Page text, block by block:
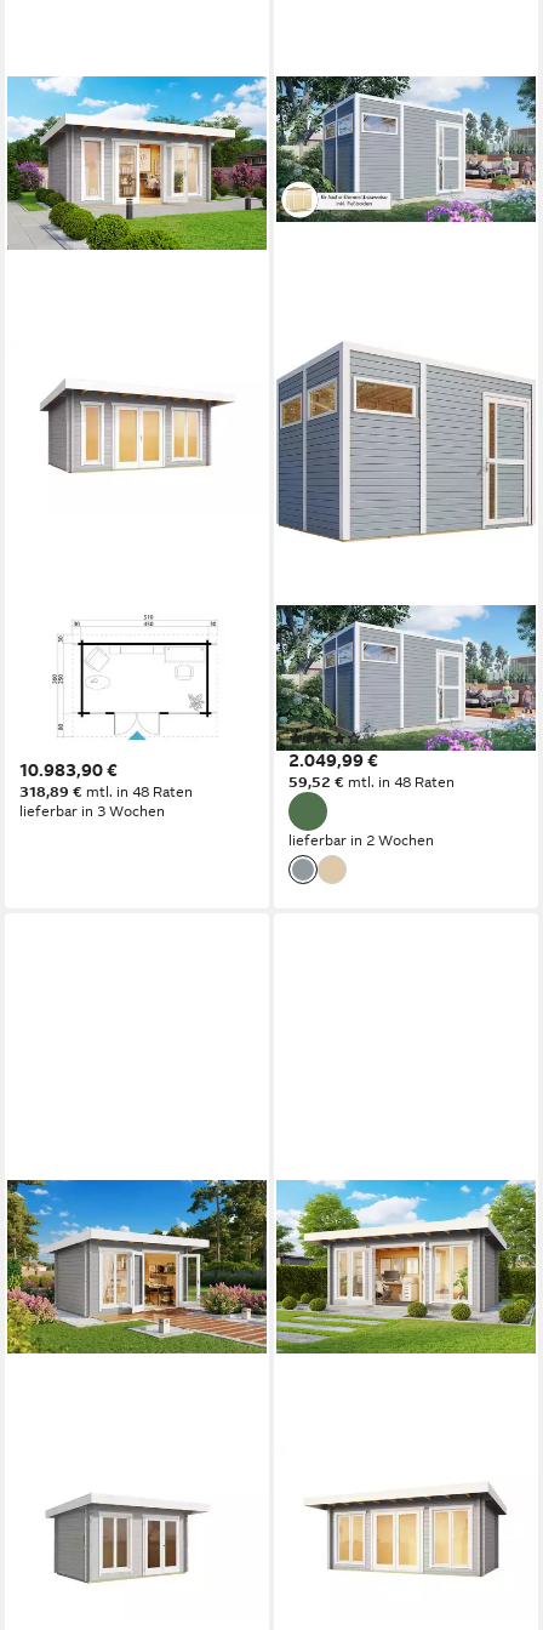
LASITA MAJA
Gartenhaus Lasita Maja
Ferienhaus Dorset Platinum,
Modell 2, Platinum, 70 mm,
510 x 360 x 238 cm, lichtgrau
10.983,90 €
318,89 € mtl. in 48 Raten
lieferbar in 3 Wochen
KONIFERA
Gartenhaus Cubus 3, BxT:
337x240 cm, Inklusive
Fußboden
(1)
2.049,99 €
59,52 € mtl. in 48 Raten
lieferbar in 2 Wochen